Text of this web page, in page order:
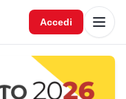
Accedi